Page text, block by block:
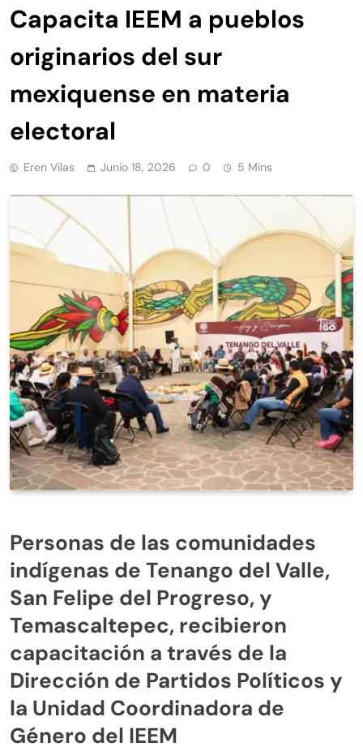
Capacita IEEM a pueblos
originarios del sur
mexiquense en materia
electoral
Eren Vilas Junio 18, 2026 0 5 Mins
Personas de las comunidades
indígenas de Tenango del Valle,
San Felipe del Progreso, y
Temascaltepec, recibieron
capacitación a través de la
Dirección de Partidos Políticos y
la Unidad Coordinadora de
Género del IEEM